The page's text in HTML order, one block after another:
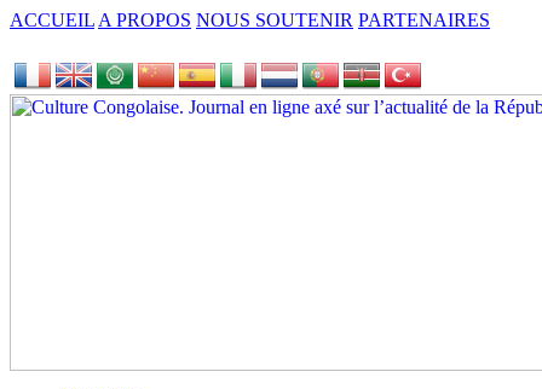
ACCUEIL A PROPOS NOUS SOUTENIR PARTENAIRES